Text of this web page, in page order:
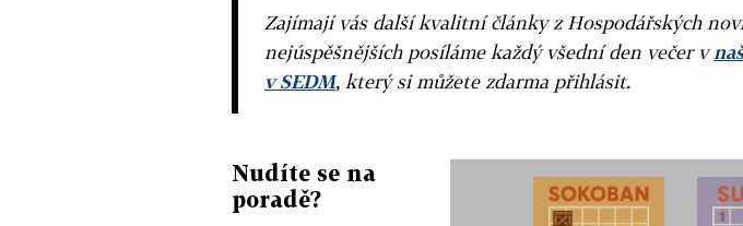
Zajímají vás další kvalitní články z Hospodářských
nejúspěšnějších posíláme každý všední den večer v
v SEDM, který si můžete zdarma přihlásit.
Nudíte se na
poradě?